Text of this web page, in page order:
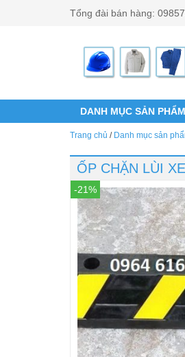
Tổng đài bán hàng:
DANH MỤC SẢN PHẨM
Trang chủ / Danh mục sản
ỐP CHẶN LÙI XE
-21%